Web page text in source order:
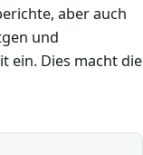
aber auch
und
ein. Dies macht die